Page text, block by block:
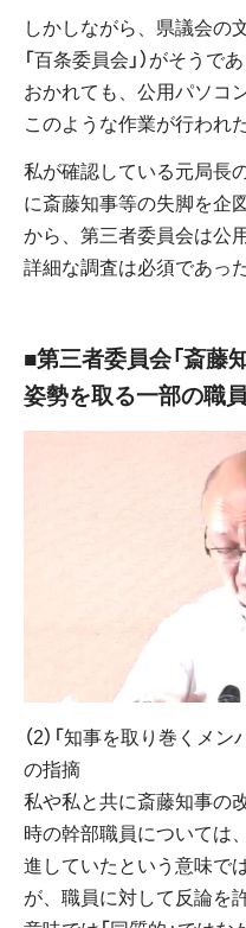
しかしながら、県議会の
「百条委員会」）がそう
おかれても、公用パソコ
このような作業が行われ
私が確認している元局長
に斎藤知事等の失脚を企
から、第三者委員会は公
詳細な調査は必須であっ
■第三者委員会「斎藤
姿勢を取る一部の職
（2）「知事を取り巻くメ
の指摘
私や私と共に斎藤知事の
時の幹部職員については
進していたという意味で
が、職員に対して反論を